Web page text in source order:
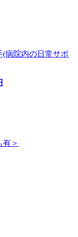
病院内の日常サポ
＞